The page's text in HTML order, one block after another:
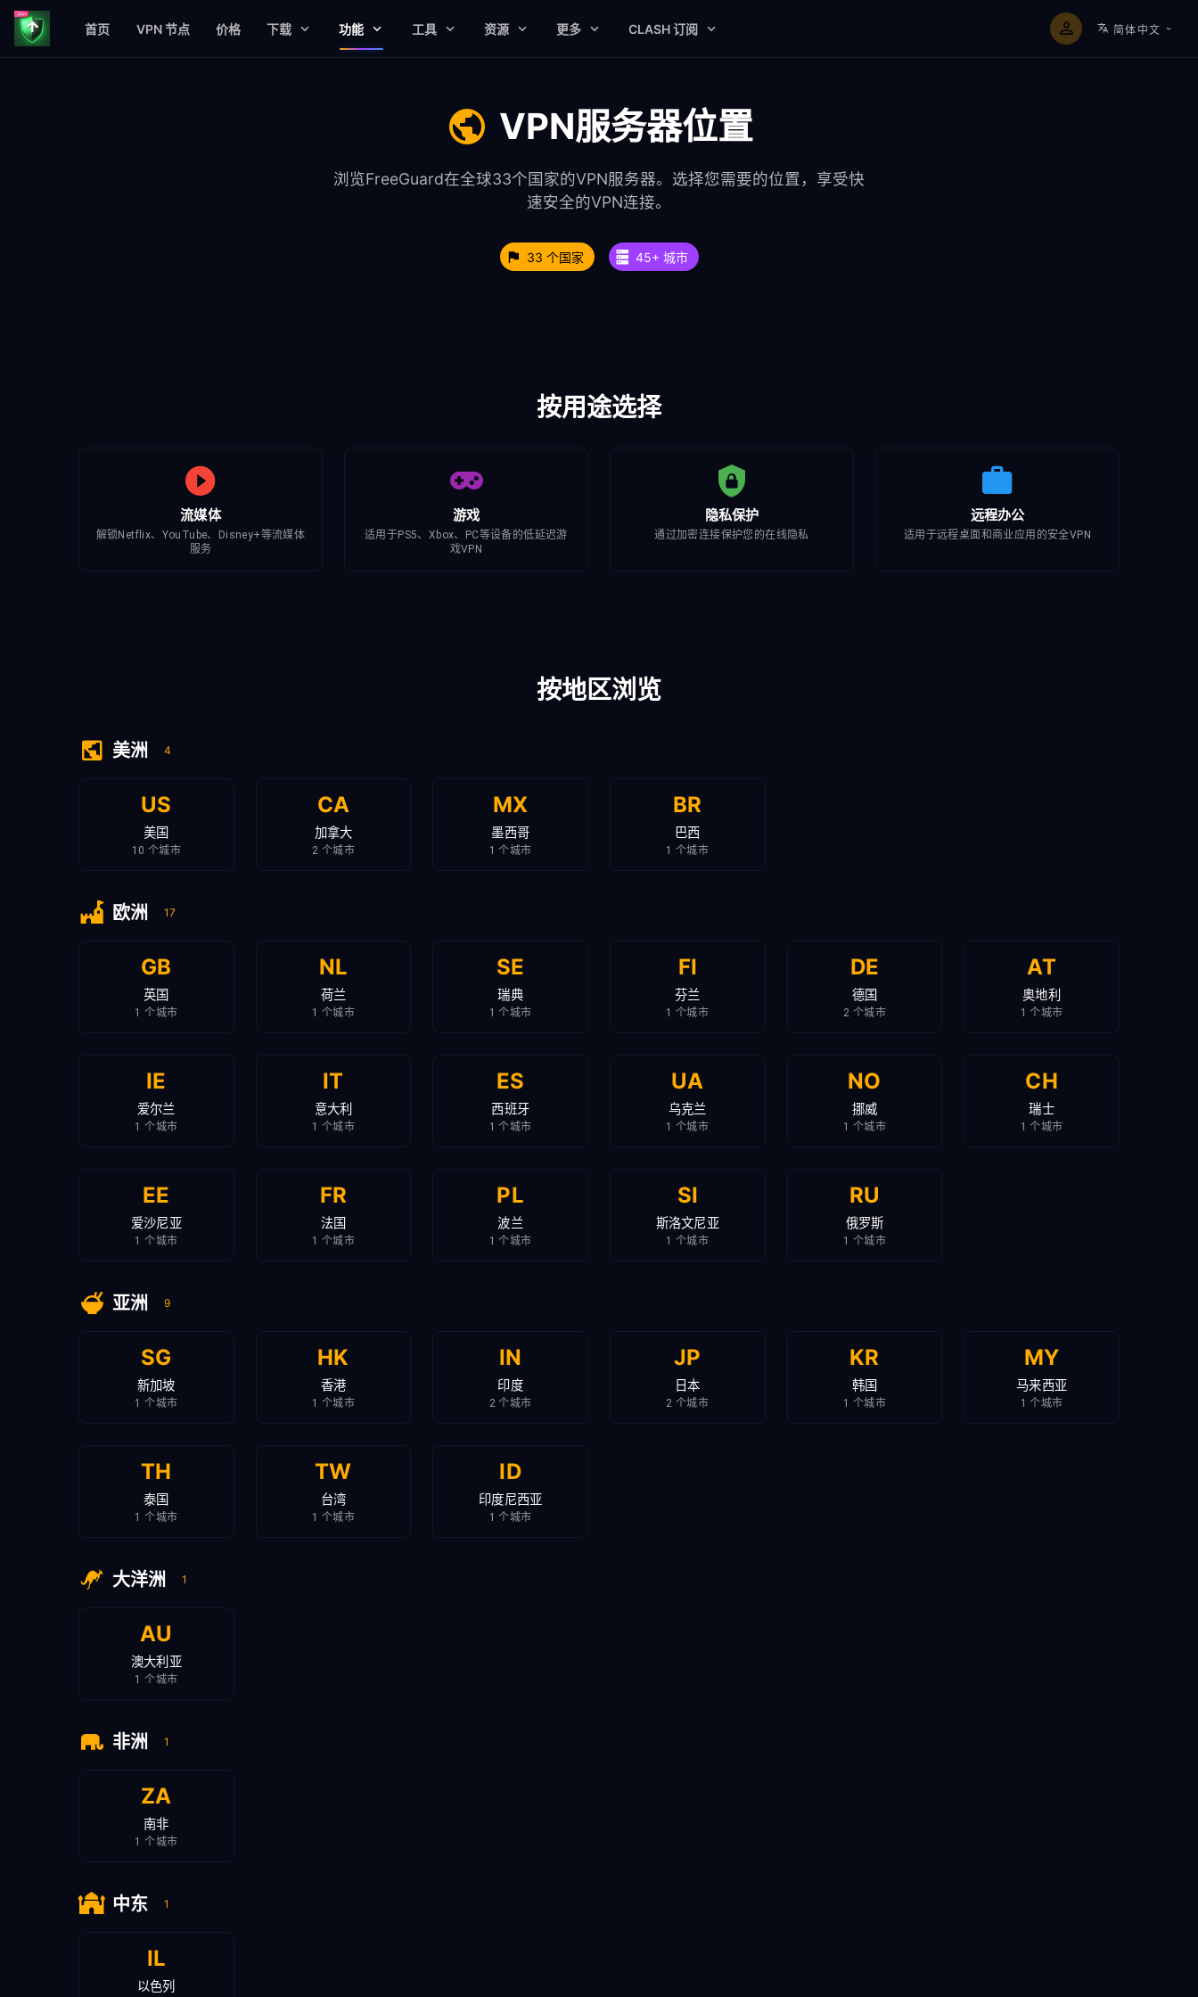
首页 VPN 节点 价格 下载 功能 工具 资源 更多 CLASH 订阅 简体中文
VPN服务器位置
浏览FreeGuard在全球33个国家的VPN服务器。选择您需要的位置，享受快
速安全的VPN连接。
33 个国家 45+ 城市
按用途选择
流媒体
解锁Netflix、YouTube、Disney+等流媒体
服务
游戏
适用于PS5、Xbox、PC等设备的低延迟游
戏VPN
隐私保护
通过加密连接保护您的在线隐私
远程办公
适用于远程桌面和商业应用的安全VPN
按地区浏览
美洲 4
US
美国
10 个城市
CA
加拿大
2 个城市
MX
墨西哥
1 个城市
BR
巴西
1 个城市
欧洲 17
GB
英国
1 个城市
NL
荷兰
1 个城市
SE
瑞典
1 个城市
FI
芬兰
1 个城市
DE
德国
2 个城市
AT
奥地利
1 个城市
IE
爱尔兰
1 个城市
IT
意大利
1 个城市
ES
西班牙
1 个城市
UA
乌克兰
1 个城市
NO
挪威
1 个城市
CH
瑞士
1 个城市
EE
爱沙尼亚
1 个城市
FR
法国
1 个城市
PL
波兰
1 个城市
SI
斯洛文尼亚
1 个城市
RU
俄罗斯
1 个城市
亚洲 9
SG
新加坡
1 个城市
HK
香港
1 个城市
IN
印度
2 个城市
JP
日本
2 个城市
KR
韩国
1 个城市
MY
马来西亚
1 个城市
TH
泰国
1 个城市
TW
台湾
1 个城市
ID
印度尼西亚
1 个城市
大洋洲 1
AU
澳大利亚
1 个城市
非洲 1
ZA
南非
1 个城市
中东 1
IL
以色列